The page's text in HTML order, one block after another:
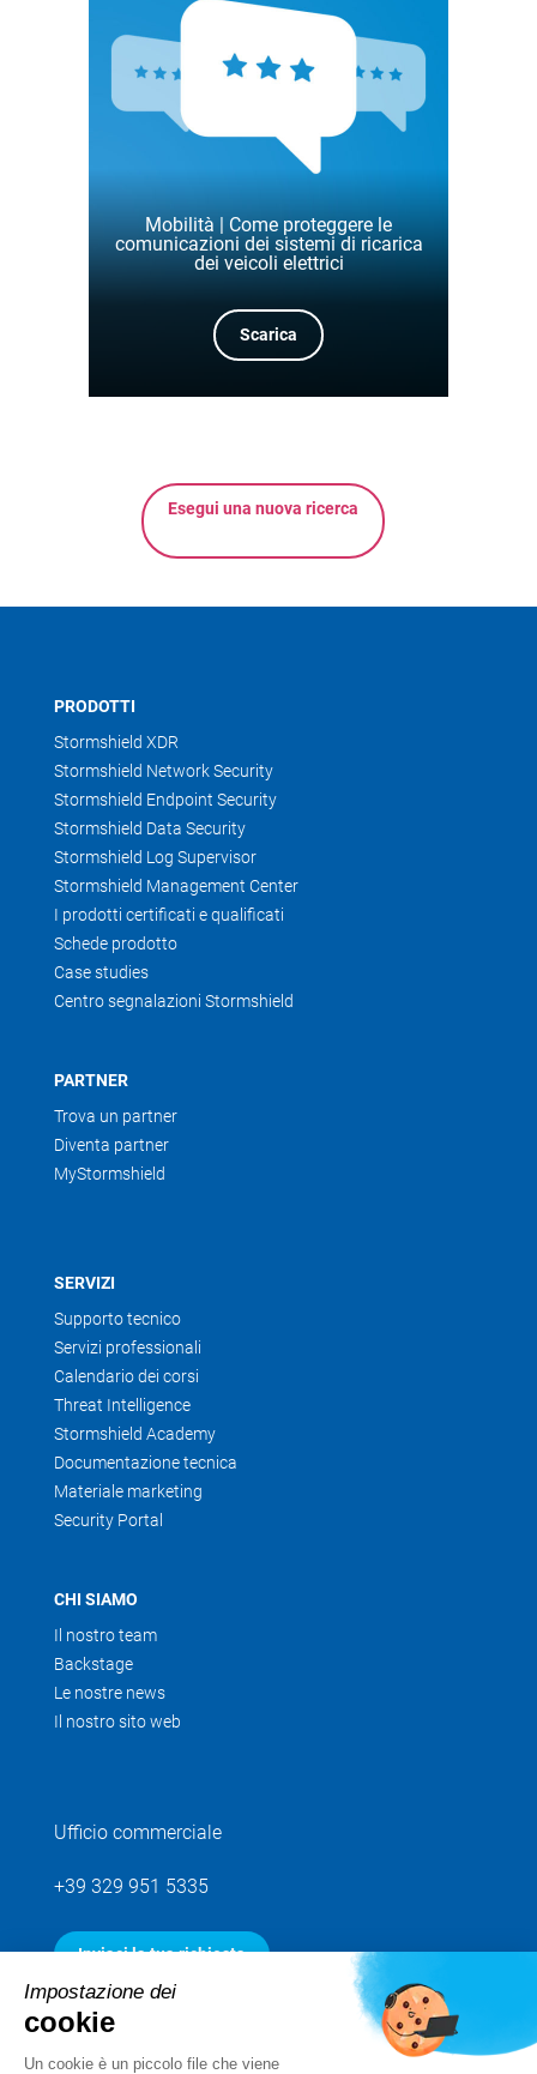
Mobilità | Come proteggere le
comunicazioni dei sistemi di ricarica
dei veicoli elettrici
Scarica
Esegui una nuova ricerca
PRODOTTI
Stormshield XDR
Stormshield Network Security
Stormshield Endpoint Security
Stormshield Data Security
Stormshield Log Supervisor
Stormshield Management Center
I prodotti certificati e qualificati
Schede prodotto
Case studies
Centro segnalazioni Stormshield
PARTNER
Trova un partner
Diventa partner
MyStormshield
SERVIZI
Supporto tecnico
Servizi professionali
Calendario dei corsi
Threat Intelligence
Stormshield Academy
Documentazione tecnica
Materiale marketing
Security Portal
CHI SIAMO
Il nostro team
Backstage
Le nostre news
Il nostro sito web
Ufficio commerciale
+39 329 951 5335
Inviaci la tua richiesta
Seguici
Impostazione dei
cookie
Un cookie è un piccolo file che viene